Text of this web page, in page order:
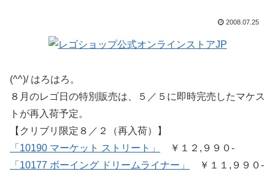
2008.07.25
(^^)/ はろはろ。
８月のレゴ日の特別販売は、５／５に即時完売したマケス
トが再入荷予定。
【クリブリ限定８／２（再入荷）】
「10190 マーケット ストリート」
￥１２,９９０-
「10177 ボーイング ドリームライナー」
￥１１,９９０-